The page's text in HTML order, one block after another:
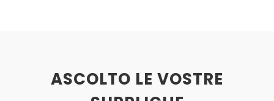
ASCOLTO LE VOSTRE